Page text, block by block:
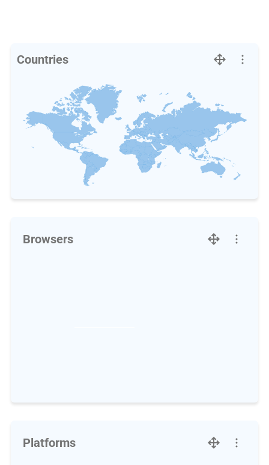
Countries
Browsers
Platforms